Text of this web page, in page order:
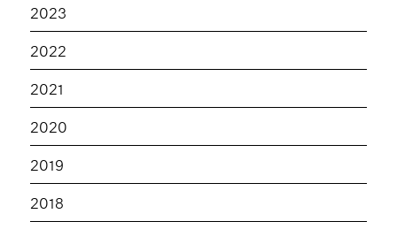
2023
2022
2021
2020
2019
2018